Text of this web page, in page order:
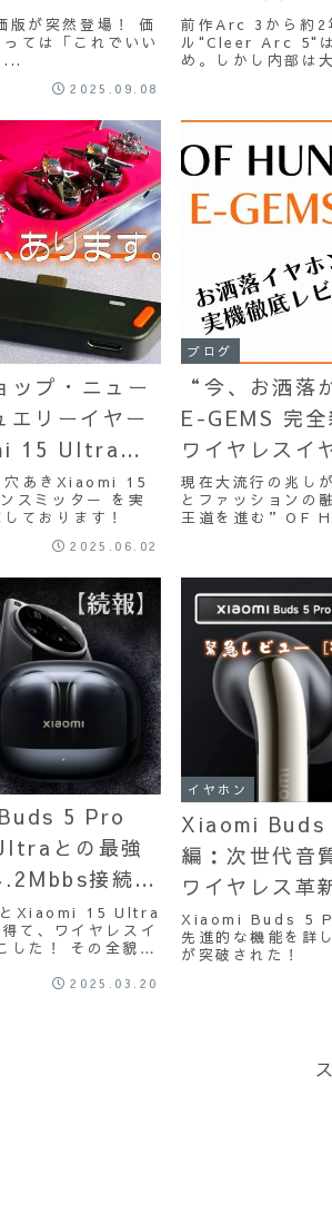
が突然登場！ 価
ては「これでいい
...
2025.09.08
ープンイヤー
ー！
前作Arc 3から約2
ル"Cleer Arc 5"は
め。しかし内部は
した。中国市場で
パ面でも注目の
との違いや競合製
ビュー。 「変えな
立を果たしたArc
ップ・ニュー
リーイヤー
15 Ultraケ
スミッター>
穴あきXiaomi 15
スミッター を実
ております！
2025.06.02
ブログ
“今、お洒落
E-GEMS 完全
ワイヤレスイ
現在大流行の兆し
とファッションの
王道を進む”OF
5 Pro
との最強
接続の
Xiaomi 15 Ultra
て、ワイヤレスイ
した！ その全貌を
2025.03.20
イヤホン
Xiaomi Buds
編：次世代音
ワイヤレス革
た！
Xiaomi Buds 5
先進的な機能を詳
が突破された！